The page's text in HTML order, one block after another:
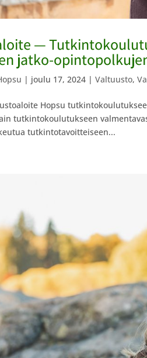
—
jatko-
| joulu 17, 2024 |Valtuusto,
Hopsu
tutkintokoulutukseen
tutkintotavoitteiseen...